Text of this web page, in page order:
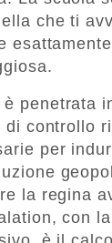
che ti
penetrata
di controllo
per
la regina
con